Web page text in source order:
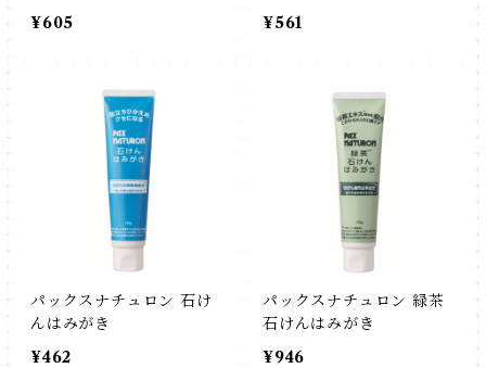
¥605
¥561
パックスナチュロン 石け
んはみがき
¥462
パックスナチュロン 緑茶
石けんはみがき
¥946